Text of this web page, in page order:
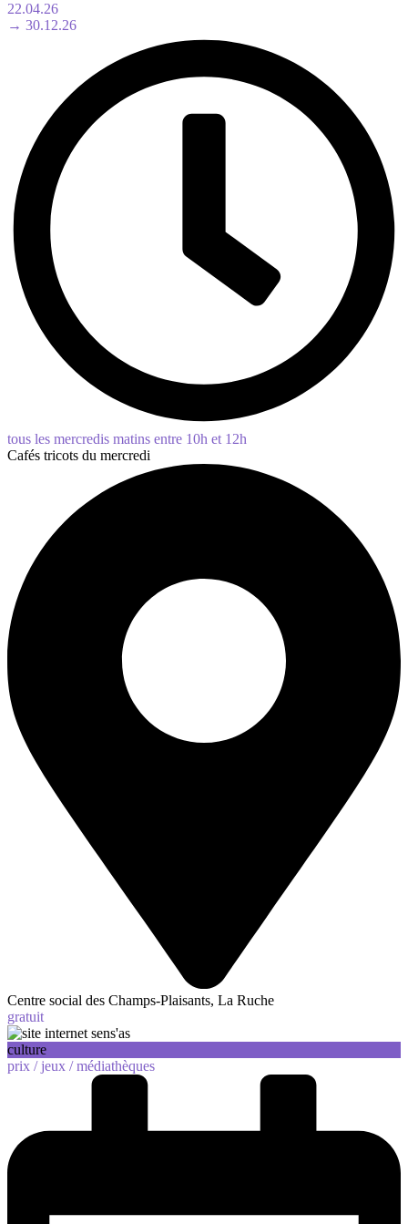
22.04.26
→ 30.12.26
tous les mercredis matins entre 10h et 12h
Cafés tricots du mercredi
Centre social des Champs-Plaisants, La Ruche
gratuit
culture
prix /jeux /médiathèques